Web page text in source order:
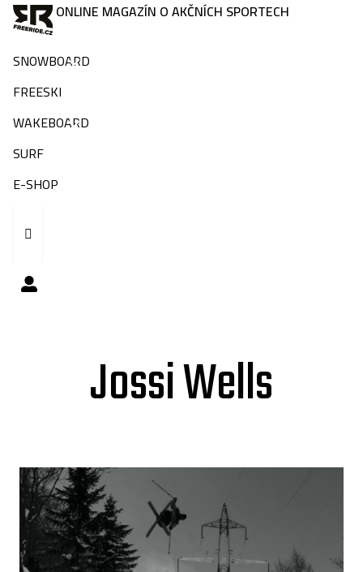
ONLINE MAGAZÍN O AKČNÍCH SPORTECH
SNOWBOARD
FREESKI
WAKEBOARD
SURF
E-SHOP
Jossi Wells